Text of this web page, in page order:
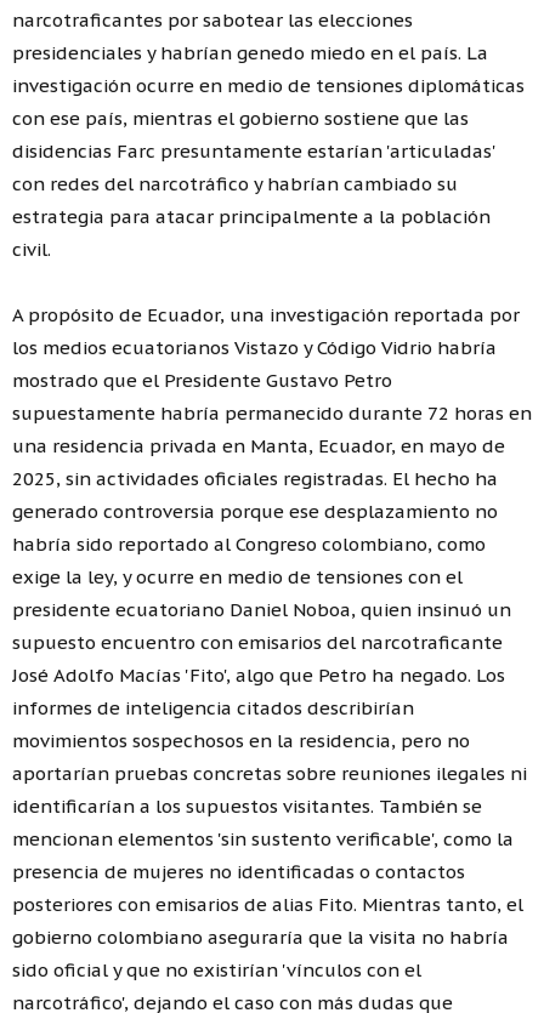
narcotraficantes por sabotear las elecciones
presidenciales y habrían genedo miedo en el país. La
investigación ocurre en medio de tensiones diplomáticas
con ese país, mientras el gobierno sostiene que las
disidencias Farc presuntamente estarían 'articuladas'
con redes del narcotráfico y habrían cambiado su
estrategia para atacar principalmente a la población
civil.
A propósito de Ecuador, una investigación reportada por
los medios ecuatorianos Vistazo y Código Vidrio habría
mostrado que el Presidente Gustavo Petro
supuestamente habría permanecido durante 72 horas en
una residencia privada en Manta, Ecuador, en mayo de
2025, sin actividades oficiales registradas. El hecho ha
generado controversia porque ese desplazamiento no
habría sido reportado al Congreso colombiano, como
exige la ley, y ocurre en medio de tensiones con el
presidente ecuatoriano Daniel Noboa, quien insinuó un
supuesto encuentro con emisarios del narcotraficante
José Adolfo Macías 'Fito', algo que Petro ha negado. Los
informes de inteligencia citados describirían
movimientos sospechosos en la residencia, pero no
aportarían pruebas concretas sobre reuniones ilegales ni
identificarían a los supuestos visitantes. También se
mencionan elementos 'sin sustento verificable', como la
presencia de mujeres no identificadas o contactos
posteriores con emisarios de alias Fito. Mientras tanto, el
gobierno colombiano aseguraría que la visita no habría
sido oficial y que no existirían 'vínculos con el
narcotráfico', dejando el caso con más dudas que